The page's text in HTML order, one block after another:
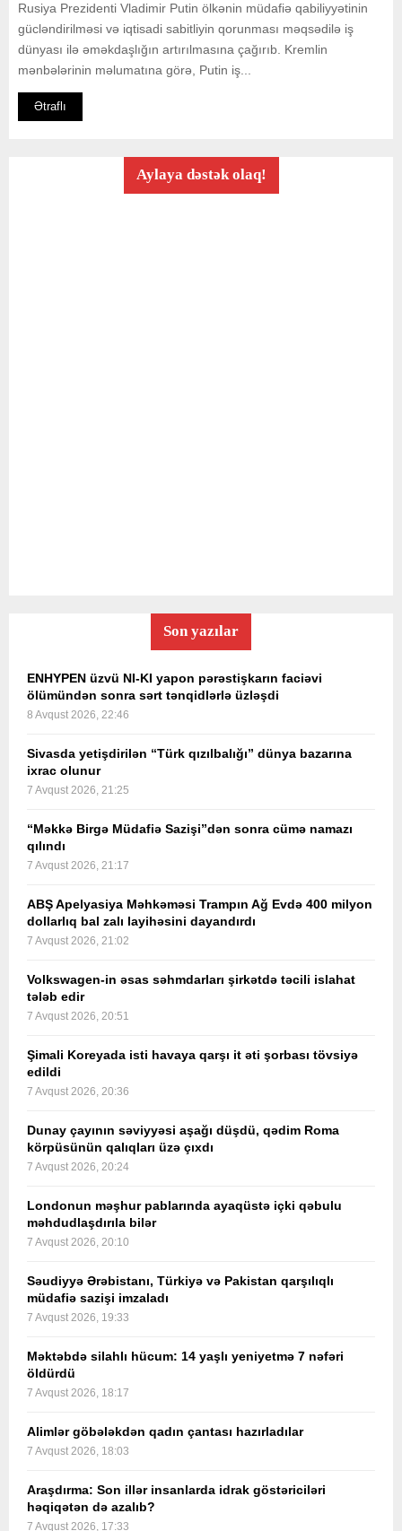
Rusiya Prezidenti Vladimir Putin ölkənin müdafiə qabiliyyətinin
gücləndirilməsi və iqtisadi sabitliyin qorunması məqsədilə iş
dünyası ilə əməkdaşlığın artırılmasına çağırıb. Kremlin
mənbələrinin məlumatına görə, Putin iş...
Ətraflı
Aylaya dəstək olaq!
Son yazılar
ENHYPEN üzvü NI-KI yapon pərəstişkarın faciəvi
ölümündən sonra sərt tənqidlərlə üzləşdi
8 Avqust 2026, 22:46
Sivasda yetişdirilən “Türk qızılbalığı” dünya bazarına
ixrac olunur
7 Avqust 2026, 21:25
“Məkkə Birgə Müdafiə Sazişi”dən sonra cümə namazı
qılındı
7 Avqust 2026, 21:17
ABŞ Apelyasiya Məhkəməsi Trampın Ağ Evdə 400 milyon
dollarlıq bal zalı layihəsini dayandırdı
7 Avqust 2026, 21:02
Volkswagen-in əsas səhmdarları şirkətdə təcili islahat
tələb edir
7 Avqust 2026, 20:51
Şimali Koreyada isti havaya qarşı it əti şorbası tövsiyə
edildi
7 Avqust 2026, 20:36
Dunay çayının səviyyəsi aşağı düşdü, qədim Roma
körpüsünün qalıqları üzə çıxdı
7 Avqust 2026, 20:24
Londonun məşhur pablarında ayaqüstə içki qəbulu
məhdudlaşdırıla bilər
7 Avqust 2026, 20:10
Səudiyyə Ərəbistanı, Türkiyə və Pakistan qarşılıqlı
müdafiə sazişi imzaladı
7 Avqust 2026, 19:33
Məktəbdə silahlı hücum: 14 yaşlı yeniyetmə 7 nəfəri
öldürdü
7 Avqust 2026, 18:17
Alimlər göbələkdən qadın çantası hazırladılar
7 Avqust 2026, 18:03
Araşdırma: Son illər insanlarda idrak göstəriciləri
həqiqətən də azalıb?
7 Avqust 2026, 17:33